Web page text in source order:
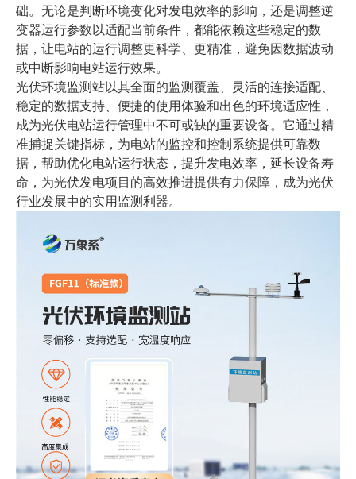
础。无论是判断环境变化对发电效率的影响，还是调整逆
变器运行参数以适配当前条件，都能依赖这些稳定的数
据，让电站的运行调整更科学、更精准，避免因数据波动
或中断影响电站运行效果。
光伏环境监测站以其全面的监测覆盖、灵活的连接适配、
稳定的数据支持、便捷的使用体验和出色的环境适应性，
成为光伏电站运行管理中不可或缺的重要设备。它通过精
准捕捉关键指标，为电站的监控和控制系统提供可靠数
据，帮助优化电站运行状态，提升发电效率，延长设备寿
命，为光伏发电项目的高效推进提供有力保障，成为光伏
行业发展中的实用监测利器。